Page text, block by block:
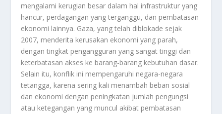
mengalami kerugian besar dalam hal infrastruktur yang
hancur, perdagangan yang terganggu, dan pembatasan
ekonomi lainnya. Gaza, yang telah diblokade sejak
2007, menderita kerusakan ekonomi yang parah,
dengan tingkat pengangguran yang sangat tinggi dan
keterbatasan akses ke barang-barang kebutuhan dasar.
Selain itu, konflik ini mempengaruhi negara-negara
tetangga, karena sering kali menambah beban sosial
dan ekonomi dengan peningkatan jumlah pengungsi
atau ketegangan yang muncul akibat pembatasan